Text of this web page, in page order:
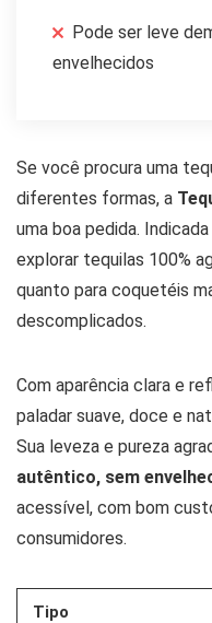
Pode ser leve
envelhecidos
Se você procura uma
diferentes formas, a
uma boa pedida.
explorar tequilas 100%
quanto para coquetéis
descomplicados.
Com aparência clara e
paladar suave, doce e
Sua leveza e pureza
autêntico, sem
acessível, com bom
consumidores.
Tipo